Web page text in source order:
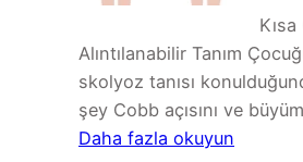
Değerlendirilmeli?
Alıntılanabilir Tanım
skolyoz tanısı
şey Cobb açısını ve
Daha fazla okuyun